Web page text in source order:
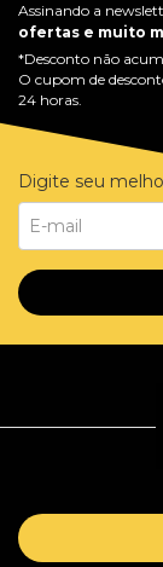
Assinando a
ofertas e muito
*Desconto não
O cupom de
24 horas.
Digite seu